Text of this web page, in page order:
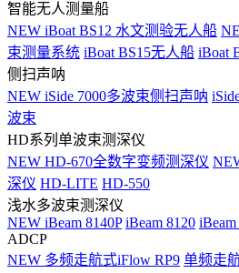
智能无人测量船
NEW iBoat BS12 水文测验无人船
束测量系统 iBoat BS15无人船 iBoat
侧扫声呐
NEW iSide 7000多波束侧扫声呐
波束
HD系列单波束测深仪
NEW HD-670全数字变频测深仪
深仪 HD-LITE HD-550
浅水多波束测深仪
NEW iBeam 8140P iBeam 8120
ADCP
NEW 多频走航式iFlow RP9 单频走